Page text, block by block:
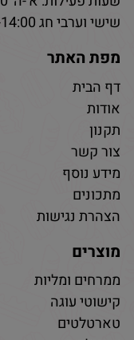
שישי וערבי חג 8:30-14:00
מפת האתר
דף הבית
אודות
תקנון
צור קשר
מידע נוסף
מתכונים
הצהרת נגישות
מוצרים
ממרחים ומליות
קישוטי עוגה
טארטלטים